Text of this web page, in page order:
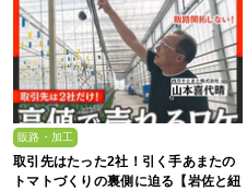
販路・加工
取引先はたった2社！引く手あまたの
トマトづくりの裏側に迫る【岩佐と紐